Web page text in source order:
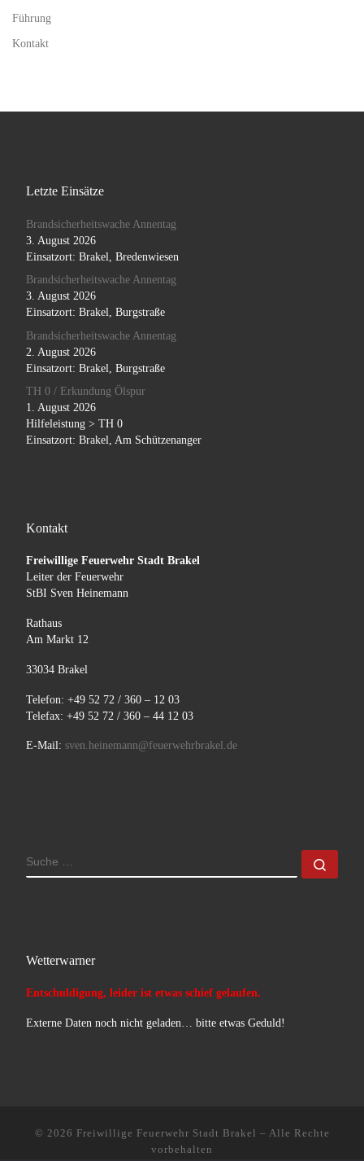
Führung
Kontakt
Letzte Einsätze
Brandsicherheitswache Annentag
3. August 2026
Einsatzort: Brakel, Bredenwiesen
Brandsicherheitswache Annentag
3. August 2026
Einsatzort: Brakel, Burgstraße
Brandsicherheitswache Annentag
2. August 2026
Einsatzort: Brakel, Burgstraße
TH 0 / Erkundung Ölspur
1. August 2026
Hilfeleistung > TH 0
Einsatzort: Brakel, Am Schützenanger
Kontakt
Freiwillige Feuerwehr Stadt Brakel
Leiter der Feuerwehr
StBI Sven Heinemann
Rathaus
Am Markt 12
33034 Brakel
Telefon: +49 52 72 / 360 – 12 03
Telefax: +49 52 72 / 360 – 44 12 03
E-Mail: sven.heinemann@feuerwehrbrakel.de
SUCHE
Wetterwarner
Entschuldigung, leider ist etwas schief gelaufen.
Externe Daten noch nicht geladen… bitte etwas Geduld!
© 2026 Freiwillige Feuerwehr Stadt Brakel – Alle Rechte
vorbehalten